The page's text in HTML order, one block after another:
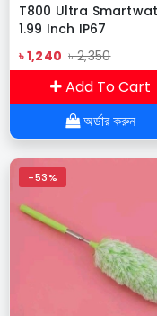
T800 Ultra
1.99 Inch IP67
Waterproof
৳ 1,240 ৳ 2,350
Add To Cart
অর্ডার করুন
-53%